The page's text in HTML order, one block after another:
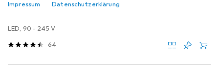
Impressum Datenschutzerklärung
EUR
52,95
LED, 90 - 245 V
64